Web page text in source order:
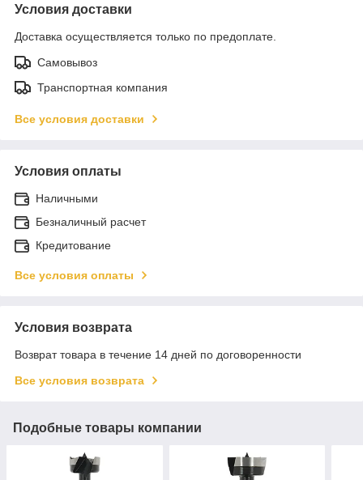
Условия доставки
Доставка осуществляется только по предоплате.
Самовывоз
Транспортная компания
Все условия доставки
Условия оплаты
Наличными
Безналичный расчет
Кредитование
Все условия оплаты
Условия возврата
Возврат товара в течение 14 дней по договоренности
Все условия возврата
Подобные товары компании